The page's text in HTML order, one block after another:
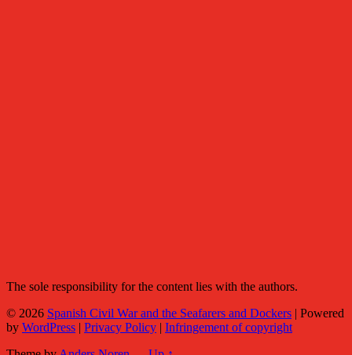
The sole responsibility for the content lies with the authors.
© 2026 Spanish Civil War and the Seafarers and Dockers | Powered
by WordPress | Privacy Policy | Infringement of copyright